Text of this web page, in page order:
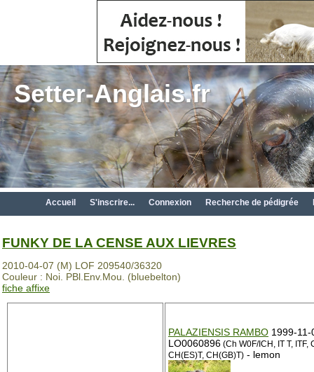
Setter-Anglais.fr
Accueil S'inscrire... Connexion Recherche de pédigrée
FUNKY DE LA CENSE AUX LIEVRES
2010-04-07 (M) LOF 209540/36320
Couleur : Noi. PBl.Env.Mou. (bluebelton)
fiche affixe
PALAZIENSIS RAMBO 1999-
LO0060896 (Ch W0F/ICH, IT T, ITF,
CH(ES)T, CH(GB)T) - lemon